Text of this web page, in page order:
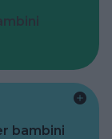
bambini